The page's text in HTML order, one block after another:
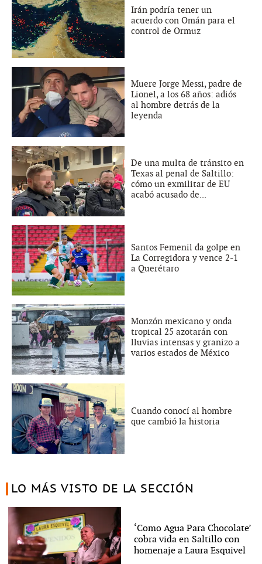
Irán podría tener un
acuerdo con Omán para el
control de Ormuz
Muere Jorge Messi, padre de
Lionel, a los 68 años: adiós
al hombre detrás de la
leyenda
De una multa de tránsito en
Texas al penal de Saltillo:
cómo un exmilitar de EU
acabó acusado de...
Santos Femenil da golpe en
La Corregidora y vence 2-1
a Querétaro
Monzón mexicano y onda
tropical 25 azotarán con
lluvias intensas y granizo a
varios estados de México
Cuando conocí al hombre
que cambió la historia
LO MÁS VISTO DE LA SECCIÓN
‘Como Agua Para Chocolate’
cobra vida en Saltillo con
homenaje a Laura Esquivel